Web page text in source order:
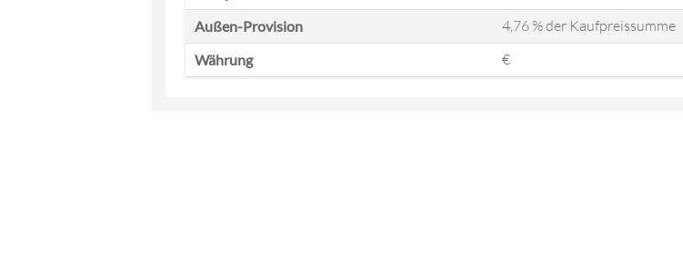
Außen-Provision 4,76 % der Kaufpreissumme
Währung €